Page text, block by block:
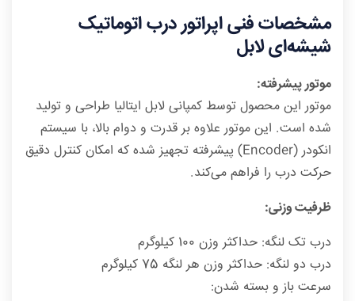
مشخصات فنی اپراتور درب اتوماتیک
شیشه‌ای لابل
موتور پیشرفته:
موتور این محصول توسط کمپانی لابل ایتالیا طراحی و تولید
شده است. این موتور علاوه بر قدرت و دوام بالا، با سیستم
انکودر (Encoder) پیشرفته تجهیز شده که امکان کنترل دقیق
حرکت درب را فراهم می‌کند.
ظرفیت وزنی:
درب تک لنگه: حداکثر وزن 100 کیلوگرم
درب دو لنگه: حداکثر وزن هر لنگه 75 کیلوگرم
سرعت باز و بسته شدن: